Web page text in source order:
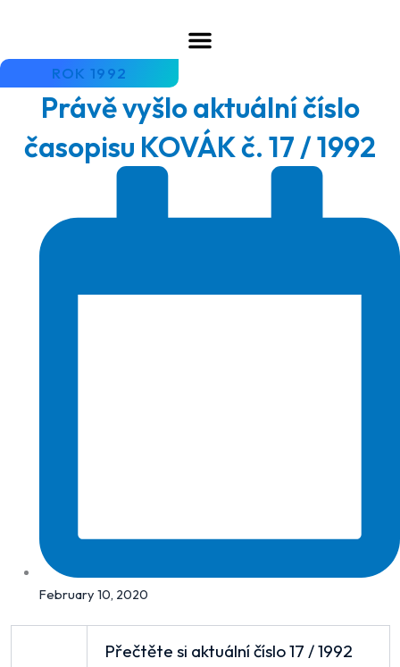
ROK 1992
Právě vyšlo aktuální číslo
časopisu KOVÁK č. 17 / 1992
February 10, 2020
Přečtěte si aktuální číslo 17 / 1992